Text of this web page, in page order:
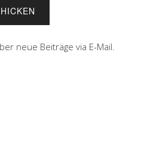
neue Beiträge via E-Mail.